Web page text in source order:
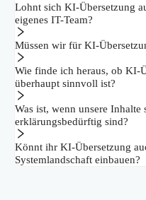
Lohnt sich KI-Übersetzung
eigenes IT-Team?
Müssen wir für KI-
Wie finde ich heraus, ob KI-
überhaupt sinnvoll ist?
Was ist, wenn unsere Inhalte
erklärungsbedürftig sind?
Könnt ihr KI-Übersetzung
Systemlandschaft einbauen?